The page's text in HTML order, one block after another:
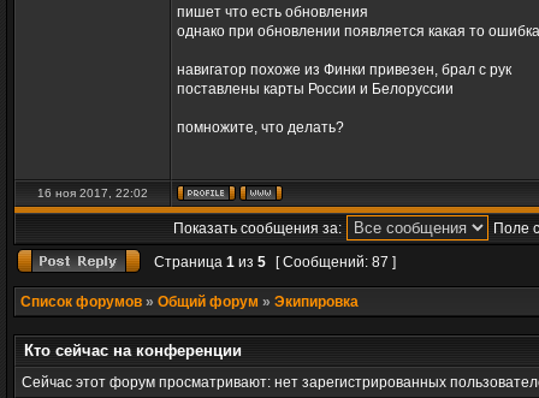
пишет что есть обновления
однако при обновлении появляется какая то
навигатор похоже из Финки привезен, брал с рук
поставлены карты России и Белоруссии
помножите, что делать?
16 ноя 2017, 22:02
Показать сообщения за:
Поле
Страница 1 из 5 [ Сообщений: 87 ]
Список форумов » Общий форум » Экипировка
Кто сейчас на конференции
Сейчас этот форум просматривают: нет зарегистрированных